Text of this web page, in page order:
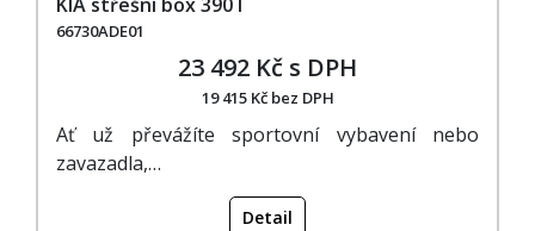
66730ADE01
23 492 Kč s DPH
19 415 Kč bez DPH
Ať už převážíte sportovní vybavení nebo
zavazadla,…
Detail